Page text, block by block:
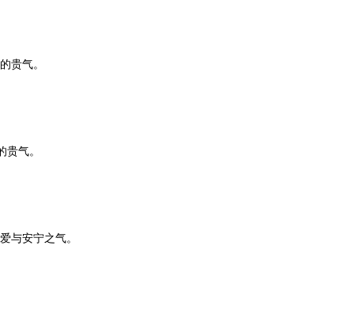
贵气。
气。
与安宁之气。